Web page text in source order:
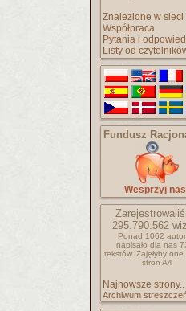
Znalezione w sieci
Współpraca
Pytania i
Listy od
Fundusz
Wesprzyj
295.790.562
Ponad 1062
napisało dla nas
tekstów. Zajęłyby
stron A4
Najnowsze strony..
Archiwum